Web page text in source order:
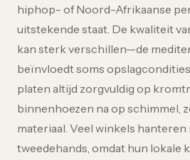
hiphop- of Noord-Afrikaanse
uitstekende staat. De kwaliteit
kan sterk verschillen—de
beïnvloedt soms
platen altijd zorgvuldig op
binnenhoezen na op schimmel,
materiaal. Veel winkels
tweedehands, omdat hun lokale